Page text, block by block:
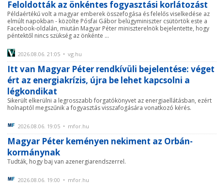
Feloldották az önkéntes fogyasztási korlátozást
Példaértékű volt a magyar emberek összefogása és felelős viselkedése az
elmúlt napokban - közölte Pósfai Gábor belügyminiszter csütörtök este a
Facebook-oldalán, miután Magyar Péter miniszterelnök bejelentette, hogy
péntektől nincs szükség az önkénte ...
2026.08.06. 21:05 • vg.hu
Itt van Magyar Péter rendkívüli bejelentése: véget
ért az energiakrízis, újra be lehet kapcsolni a
légkondikat
Sikerült elkerülni a legrosszabb forgatókönyvet az energiaellátásban, ezért
holnaptól megszűnik a fogyasztás visszafogására vonatkozó kérés.
2026.08.06. 19:05 • mfor.hu
Magyar Péter keményen nekiment az Orbán-
kormánynak
Tudták, hogy baj van azenergiarendszerrel.
2026.08.06. 19:00 • mfor.hu